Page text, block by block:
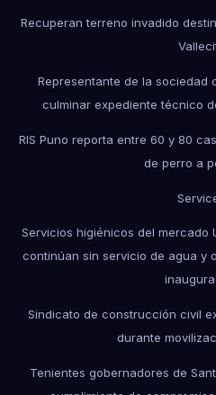
Recuperan terreno invadido
Representante de la sociedad
culminar expediente técnico
RIS Puno reporta entre 60 y 80
de perro a
Servicios higiénicos del mercado
continúan sin servicio de agua y
Sindicato de construcción civil
durante
Tenientes gobernadores de